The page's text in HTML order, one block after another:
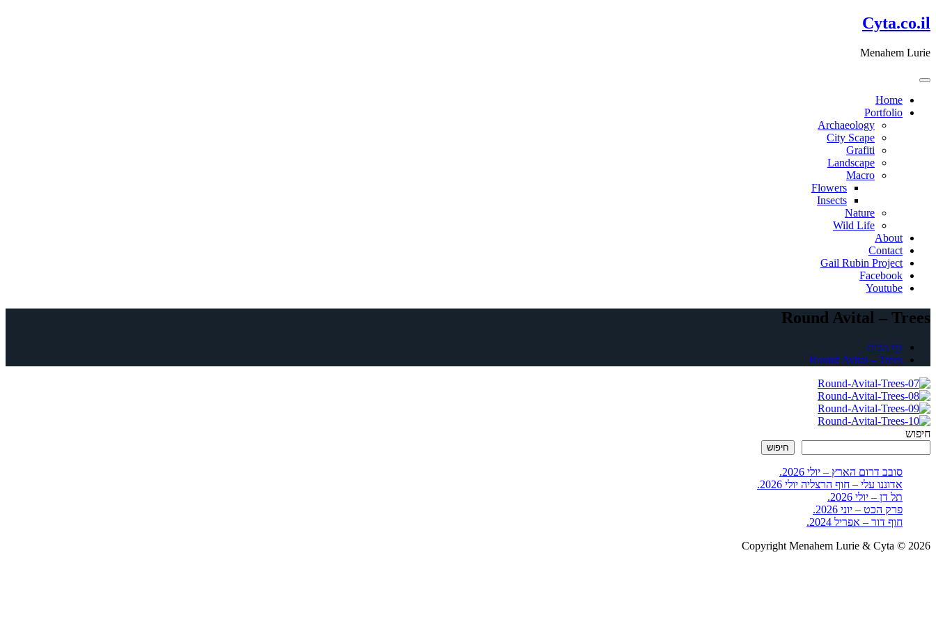
דלג
לתוכן
Cyta.co.il
Menahem Lurie
Home
Portfolio
Archaeology
City Scape
Grafiti
Landscape
Macro
Flowers
Insects
Nature
Wild Life
About
Contact
Gail Rubin Project
Facebook
Youtube
Round Avital – Trees
דף הבית
Round Avital – Trees
חיפוש
חיפוש
סובב דרום הארץ – יולי 2026.
אדוננו עלי – חוף הרצליה יולי 2026.
תל דן – יולי 2026.
פרק הכט – יוני 2026.
חוף דור – אפריל 2024.
Copyright Menahem Lurie & Cyta © 2026